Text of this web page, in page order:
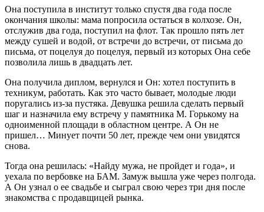
Она поступила в институт только спустя два года после
окончания школы: мама попросила остаться в колхозе. Он,
отслужив два года, поступил на флот. Так прошло пять лет
между сушей и водой, от встречи до встречи, от письма до
письма, от поцелуя до поцелуя, первый из которых Она себе
позволила лишь в двадцать лет.
Она получила диплом, вернулся и Он: хотел поступить в
техникум, работать. Как это часто бывает, молодые люди
поругались из-за пустяка. Девушка решила сделать первый
шаг и назначила ему встречу у памятника М. Горькому на
одноименной площади в областном центре. А Он не
пришел… Минует почти 50 лет, прежде чем они увидятся
снова.
Тогда она решилась: «Найду мужа, не пройдет и года», и
уехала по вербовке на БАМ. Замуж вышла уже через полгода.
А Он узнал о ее свадьбе и сыграл свою через три дня после
знакомства с продавщицей рынка.